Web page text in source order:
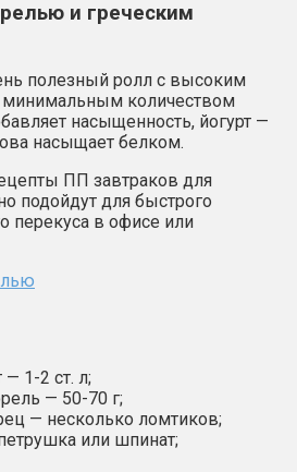
и греческим
полезный ролл с высоким
количеством
насыщенность, йогурт —
насыщает белком.
ПП завтраков для
подойдут для быстрого
перекуса в офисе или
— 1-2 ст. л;
— 50-70 г;
— несколько ломтиков;
или шпинат;